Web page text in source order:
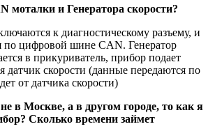
моталки и Генератора скорости?
к диагностическому разъему, и
по цифровой шине CAN. Генератор
в прикуриватель, прибор подает
датчик скорости (данные передаются по
от датчика скорости)
в Москве, а в другом городе, то как я
Сколько времени займет